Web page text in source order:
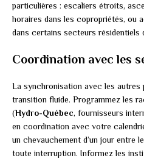
particulières : escaliers étroits,
horaires dans les copropriétés, ou
dans certains secteurs résidentiels
Coordination avec les
La synchronisation avec les autres
transition fluide. Programmez les
(Hydro-Québec, fournisseurs
en coordination avec votre
un chevauchement d’un jour entre
toute interruption. Informez les